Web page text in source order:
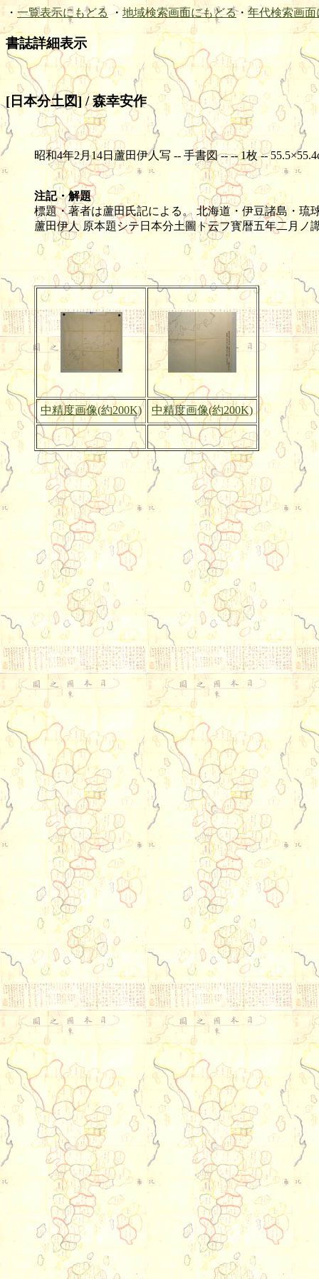
・ 一覧表示にもどる ・ 地域検索画面にもどる・ 年代検索画面
書誌詳細表示
[日本分土図] / 森幸安作
昭和4年2月14日蘆田伊人写 -- 手書図 -- -- 1枚 --
注記・解題
標題・著者は蘆田氏記による。 北海道・伊豆諸島・
蘆田伊人 原本題シテ日本分土圖ト云フ寳暦五年二月ノ
中精度画像(約200K) 中精度画像(約200K)